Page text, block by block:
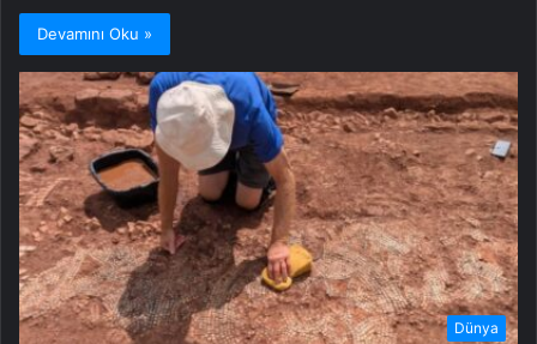
Devamını Oku »
Dünya